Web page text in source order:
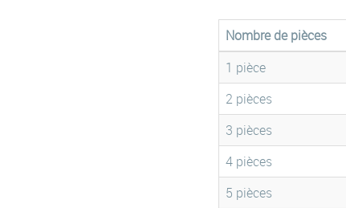
Nombre de pièces
1 pièce
2 pièces
3 pièces
4 pièces
5 pièces